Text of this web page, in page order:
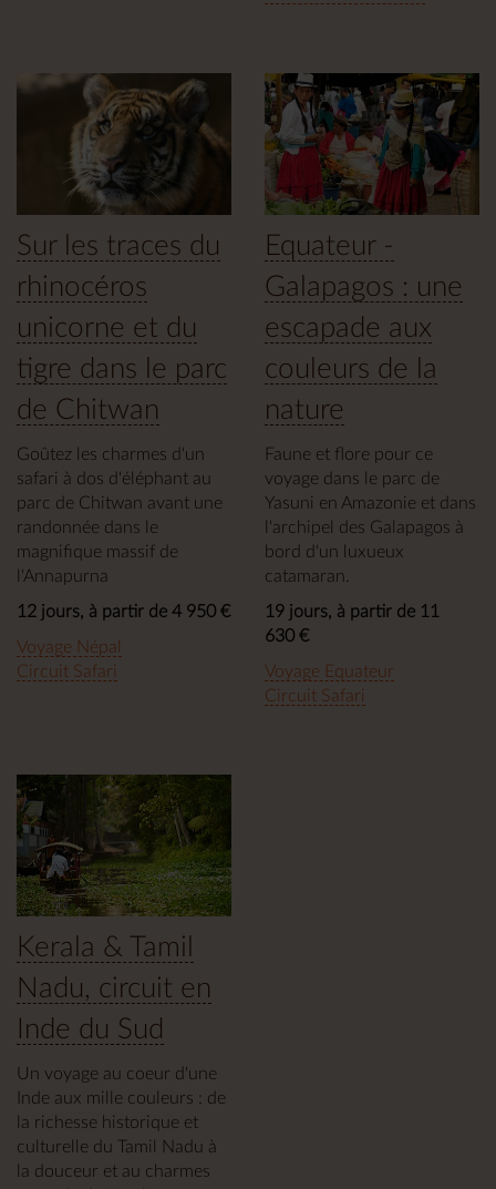
Sur les traces du
rhinocéros
unicorne et du
tigre dans le parc
de Chitwan
Goûtez les charmes d'un
safari à dos d'éléphant au
parc de Chitwan avant une
randonnée dans le
magnifique massif de
l'Annapurna
12 jours, à partir de 4 950 €
Voyage Népal
Circuit Safari
Equateur -
Galapagos : une
escapade aux
couleurs de la
nature
Faune et flore pour ce
voyage dans le parc de
Yasuni en Amazonie et dans
l'archipel des Galapagos à
bord d'un luxueux
catamaran.
19 jours, à partir de 11
630 €
Voyage Equateur
Circuit Safari
Kerala & Tamil
Nadu, circuit en
Inde du Sud
Un voyage au coeur d'une
Inde aux mille couleurs : de
la richesse historique et
culturelle du Tamil Nadu à
la douceur et au charmes